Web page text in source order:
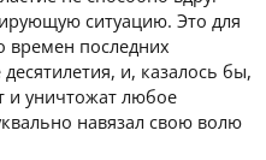
ситуацию. Это для
времен последних
и, казалось бы,
и уничтожат любое
навязал свою волю